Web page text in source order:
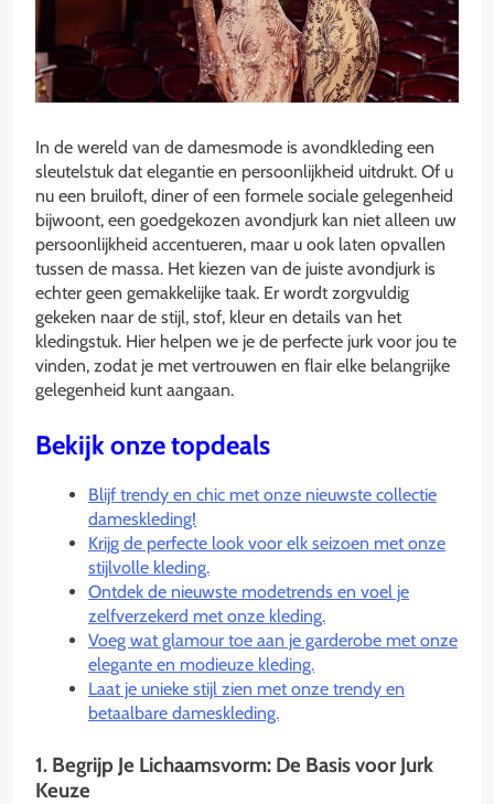
In de wereld van de damesmode is avondkleding een
sleutelstuk dat elegantie en persoonlijkheid uitdrukt. Of u
nu een bruiloft, diner of een formele sociale gelegenheid
bijwoont, een goedgekozen avondjurk kan niet alleen uw
persoonlijkheid accentueren, maar u ook laten opvallen
tussen de massa. Het kiezen van de juiste avondjurk is
echter geen gemakkelijke taak. Er wordt zorgvuldig
gekeken naar de stijl, stof, kleur en details van het
kledingstuk. Hier helpen we je de perfecte jurk voor jou te
vinden, zodat je met vertrouwen en flair elke belangrijke
gelegenheid kunt aangaan.
Bekijk onze topdeals
Blijf trendy en chic met onze nieuwste collectie
dameskleding!
Krijg de perfecte look voor elk seizoen met onze
stijlvolle kleding.
Ontdek de nieuwste modetrends en voel je
zelfverzekerd met onze kleding.
Voeg wat glamour toe aan je garderobe met onze
elegante en modieuze kleding.
Laat je unieke stijl zien met onze trendy en
betaalbare dameskleding.
1. Begrijp Je Lichaamsvorm: De Basis voor Jurk
Keuze